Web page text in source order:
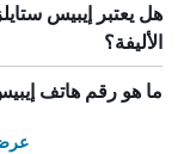
هل يعتبر إيبيس
الأليفة؟
ما هو رقم هاتف